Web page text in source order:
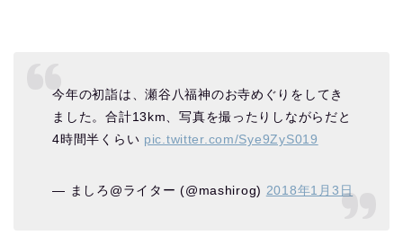
今年の初詣は、瀬谷八福神のお寺めぐりをしてき
ました。合計13km、写真を撮ったりしながらだと
4時間半くらい pic.twitter.com/Sye9ZyS019
— ましろ@ライター (@mashirog) 2018年1月3日